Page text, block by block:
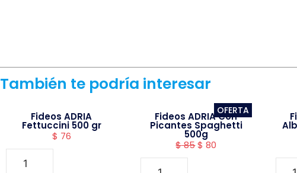
También te podría interesar
Fideos ADRIA
Fettuccini 500 gr
$ 76
OFERTA
Fideos ADRIA Con
Picantes Spaghetti
500g
$85$ 80